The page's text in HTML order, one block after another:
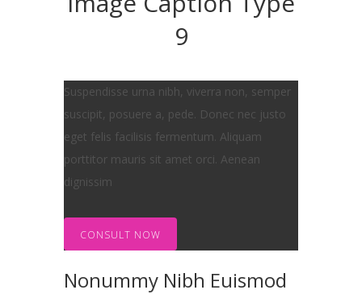
9
Suspendisse urna nibh, viverra non, semper
suscipit, posuere a, pede. Donec nec justo
eget felis facilisis fermentum. Aliquam
porttitor mauris sit amet orci. Aenean
dignissim
CONSULT NOW
Nonummy Nibh Euismod